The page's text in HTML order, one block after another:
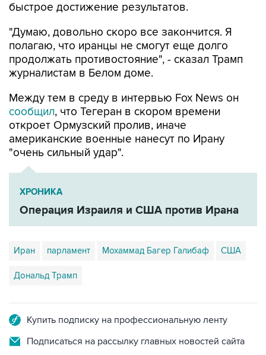
быстрое достижение результатов.
"Думаю, довольно скоро все закончится. Я
полагаю, что иранцы не смогут еще долго
продолжать противостояние", - сказал Трамп
журналистам в Белом доме.
Между тем в среду в интервью Fox News он
сообщил, что Тегеран в скором времени
откроет Ормузский пролив, иначе
американские военные нанесут по Ирану
"очень сильный удар".
ХРОНИКА
Операция Израиля и США против Ирана
Иран парламент Мохаммад Багер Галибаф США
Дональд Трамп
Купить подписку на профессиональную ленту
Подписаться на рассылку главных новостей сайта